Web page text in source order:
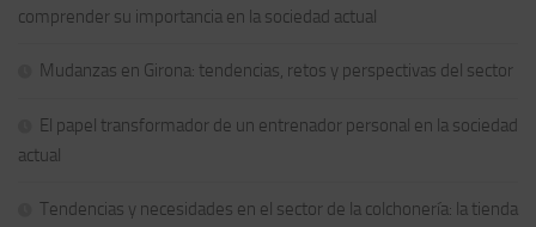
comprender su importancia en la sociedad actual
Mudanzas en Girona: tendencias, retos y perspectivas del sector
El papel transformador de un entrenador personal en la sociedad
actual
Tendencias y necesidades en el sector de la colchonería: la tienda